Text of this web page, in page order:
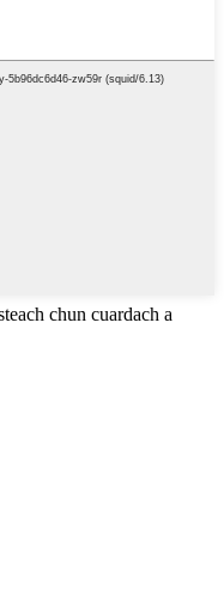
chun cuardach a